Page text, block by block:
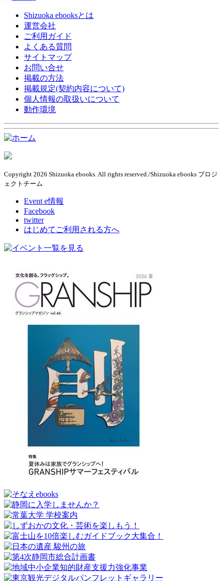
Shizuoka ebooksとは
運営会社
ご利用ガイド
よくある質問
サイトマップ
お問い合せ
掲載の方法
掲載規定(契約内容について)
個人情報の取扱いについて
動作環境
Copyright 2026 Shizuoka ebooks. All rights reserved./Shizuoka ebooks プロジ
ェクトチーム
Event e情報
Facebook
twitter
はじめてご利用される方へ